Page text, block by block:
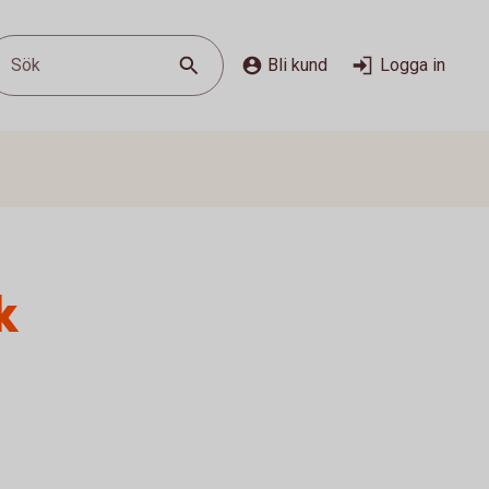
Sök Bli kund Logga in